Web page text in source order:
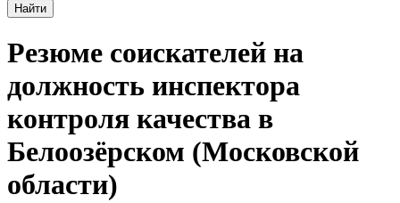
Найти
Резюме соискателей на
должность инспектора
контроля качества в
Белоозёрском (Московской
области)